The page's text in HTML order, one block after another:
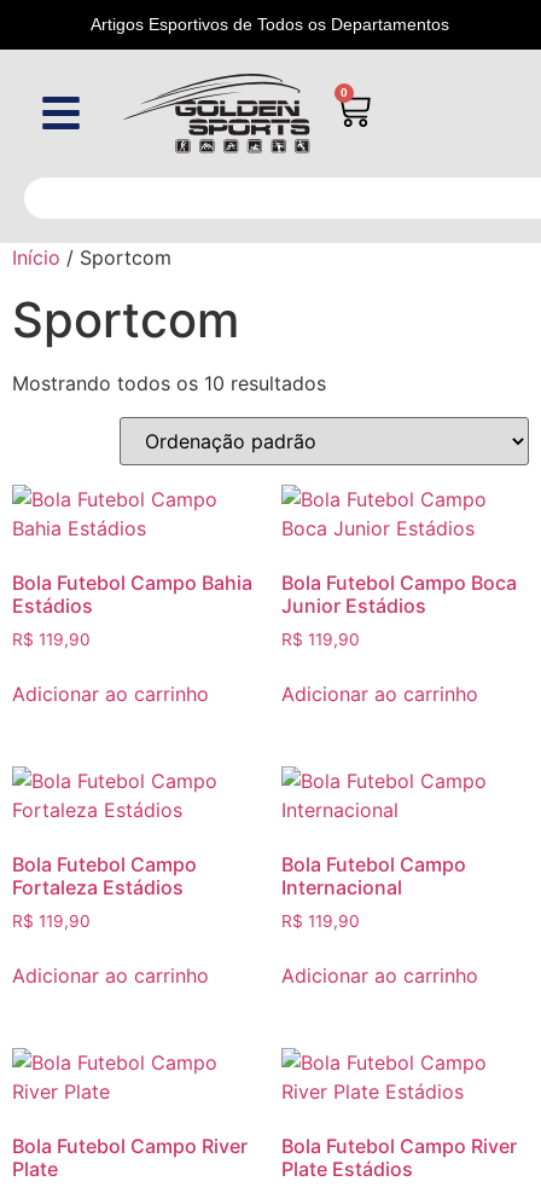
Artigos Esportivos de Todos os Departamentos
0
Início / Sportcom
Sportcom
Mostrando todos os 10 resultados
Bola Futebol Campo Bahia
Estádios
R$ 119,90
Adicionar ao carrinho
Bola Futebol Campo Boca
Junior Estádios
R$ 119,90
Adicionar ao carrinho
Bola Futebol Campo
Fortaleza Estádios
R$ 119,90
Adicionar ao carrinho
Bola Futebol Campo
Internacional
R$ 119,90
Adicionar ao carrinho
Bola Futebol Campo River
Plate
Bola Futebol Campo River
Plate Estádios